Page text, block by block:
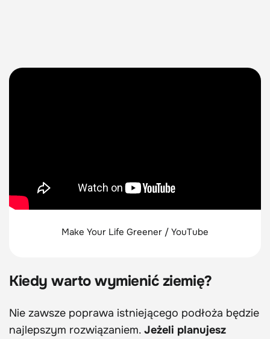
Make Your Life Greener / YouTube
Kiedy warto wymienić ziemię?
Nie zawsze poprawa istniejącego podłoża będzie
najlepszym rozwiązaniem. Jeżeli planujesz